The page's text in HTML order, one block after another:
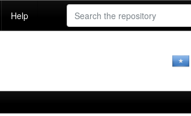
Help